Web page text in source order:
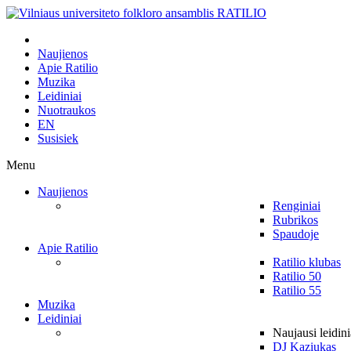
Naujienos
Apie Ratilio
Muzika
Leidiniai
Nuotraukos
EN
Susisiek
Menu
Naujienos
Renginiai
Rubrikos
Spaudoje
Apie Ratilio
Ratilio klubas
Ratilio 50
Ratilio 55
Muzika
Leidiniai
Naujausi
DJ Kaziukas